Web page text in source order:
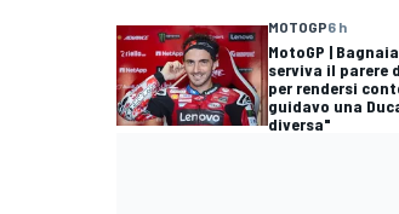
MOTOGP6 h
MotoGP |
serviva il parere
per rendersi
guidavo una
diversa"